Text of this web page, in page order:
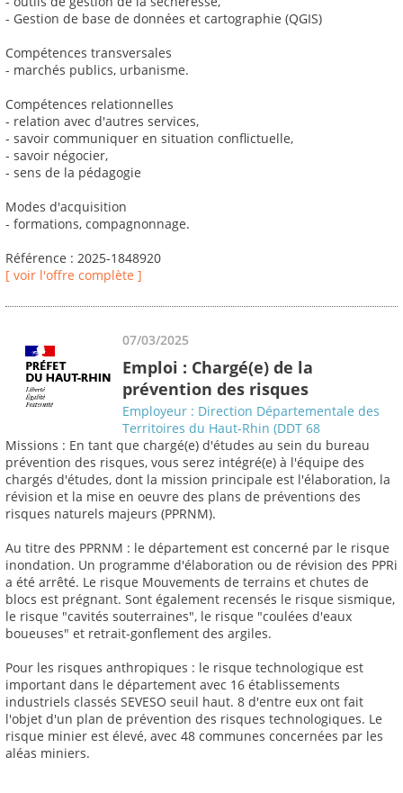
- Gestion de base de données et cartographie (QGIS)
Compétences transversales
- marchés publics, urbanisme.
Compétences relationnelles
- relation avec d'autres services,
- savoir communiquer en situation conflictuelle,
- savoir négocier,
- sens de la pédagogie
Modes d'acquisition
- formations, compagnonnage.
Référence : 2025-1848920
[ voir l'offre complète ]
07/03/2025
Emploi : Chargé(e) de la
prévention des risques
Employeur : Direction Départementale des
Territoires du Haut-Rhin (DDT 68
Missions : En tant que chargé(e) d'études au sein du bureau
prévention des risques, vous serez intégré(e) à l'équipe des
chargés d'études, dont la mission principale est l'élaboration, la
révision et la mise en oeuvre des plans de préventions des
risques naturels majeurs (PPRNM).
Au titre des PPRNM : le département est concerné par le risque
inondation. Un programme d'élaboration ou de révision des PPRi
a été arrêté. Le risque Mouvements de terrains et chutes de
blocs est prégnant. Sont également recensés le risque sismique,
le risque "cavités souterraines", le risque "coulées d'eaux
boueuses" et retrait-gonflement des argiles.
Pour les risques anthropiques : le risque technologique est
important dans le département avec 16 établissements
industriels classés SEVESO seuil haut. 8 d'entre eux ont fait
l'objet d'un plan de prévention des risques technologiques. Le
risque minier est élevé, avec 48 communes concernées par les
aléas miniers.